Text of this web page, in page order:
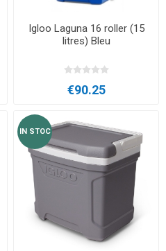
Igloo Laguna 16 roller (15
litres) Bleu
€90.25
IN STOC